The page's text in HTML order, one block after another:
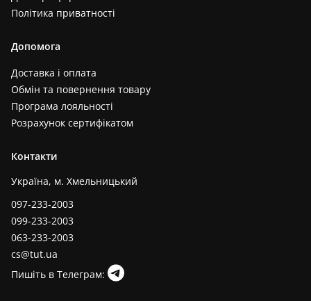
Політика приватності
Допомога
Доставка і оплата
Обмін та повернення товару
Програма лояльності
Розрахунок сертифікатом
Контакти
Україна, м. Хмельницький
097-233-2003
099-233-2003
063-233-2003
cs@tut.ua
Пишіть в Телеграм: